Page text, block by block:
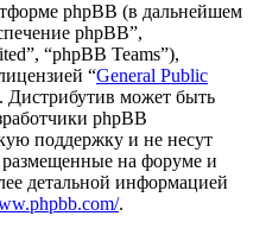
phpBB (в дальнейшем
phpBB”,
“phpBB Teams”),
“General Public
Дистрибутив может быть
phpBB
поддержку и не несут
размещенные на форуме и
детальной информацией
.